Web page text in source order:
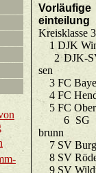
ein­tei­lung
Kreis­klas­se
1 DJK
2 DJK-
sen
3 FC
4 FC
5 FC
6 SG
brunn
7 SV
8 SV
9 SV